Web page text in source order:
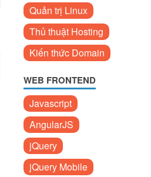
Quản trị Linux
Thủ thuật Hosting
Kiến thức Domain
WEB FRONTEND
Javascript
AngularJS
jQuery
jQuery Mobile